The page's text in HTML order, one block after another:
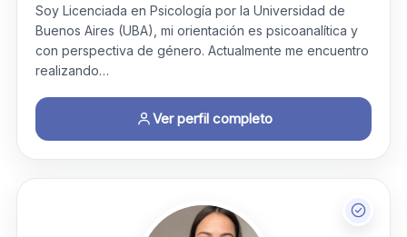
Soy Licenciada en Psicología por la Universidad de
Buenos Aires (UBA), mi orientación es psicoanalítica y
con perspectiva de género. Actualmente me encuentro
realizando…
Ver perfil completo